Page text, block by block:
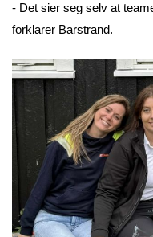
- Det sier seg selv at
forklarer Barstrand.